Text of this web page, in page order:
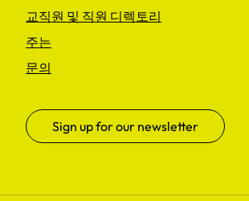
교직원 및 직원 디렉토리
주는
문의
Sign up for our newsletter